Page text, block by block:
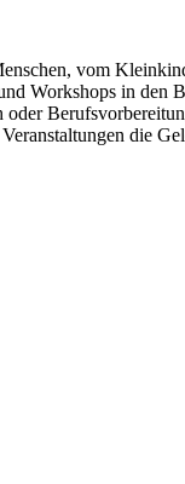
vom
Workshops in
die